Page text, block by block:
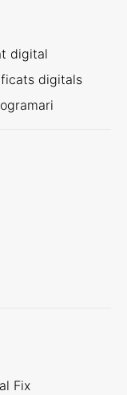
digital
digitals
Fix